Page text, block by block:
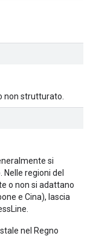
non strutturato.
si
regioni del
o non si adattano
e Cina), lascia
nel Regno